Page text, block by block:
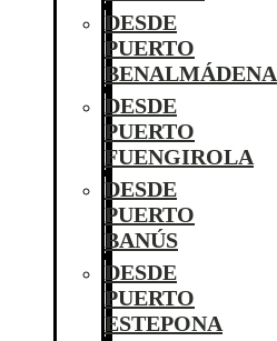
DESDE
PUERTO
BENALMÁDENA
DESDE
PUERTO
FUENGIROLA
DESDE
PUERTO
BANÚS
DESDE
PUERTO
ESTEPONA